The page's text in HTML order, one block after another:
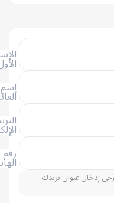
العائلة
الإلكتروني
الهاتف
عنوان بريدك